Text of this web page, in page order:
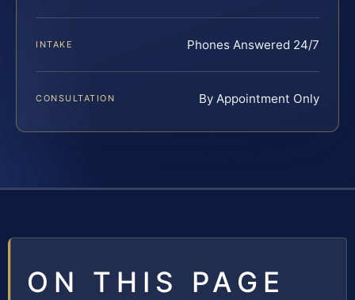
INTAKE Phones Answered 24/7
CONSULTATION By Appointment Only
ON THIS PAGE